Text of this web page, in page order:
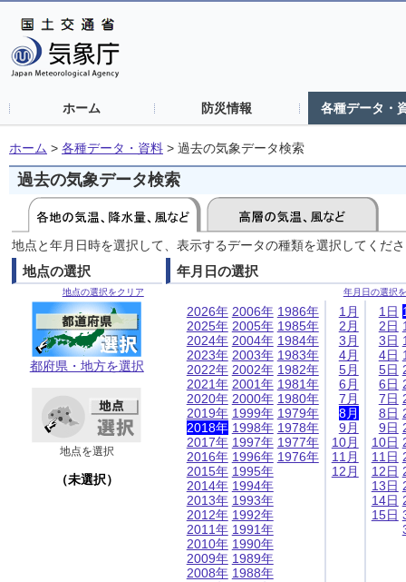
ホーム 防災情報 各種データ・
ホーム > 各種データ・資料 > 過去の気象データ検索
過去の気象データ検索
地点と年月日時を選択して、表示するデータの種類を選択してくだ
地点の選択
地点の選択をクリア
都府県・地方を選択
地点を選択
（未選択）
年月日の選択
年月日の選択
2026年
2025年
2024年
2023年
2022年
2021年
2020年
2019年
2018年
2017年
2016年
2015年
2014年
2013年
2012年
2011年
2010年
2009年
2008年
2006年
2005年
2004年
2003年
2002年
2001年
2000年
1999年
1998年
1997年
1996年
1995年
1994年
1993年
1992年
1991年
1990年
1989年
1988年
1986年
1985年
1984年
1983年
1982年
1981年
1980年
1979年
1978年
1977年
1976年
1月
2月
3月
4月
5月
6月
7月
8月
9月
10月
11月
12月
1日
2日
3日
4日
5日
6日
7日
8日
9日
10日
11日
12日
13日
14日
15日